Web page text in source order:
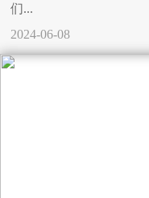
们...
2024-06-08